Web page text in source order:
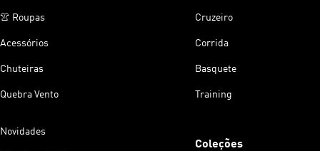
👚 Roupas
Acessórios
Chuteiras
Quebra Vento
Novidades
Cruzeiro
Corrida
Basquete
Training
Coleções